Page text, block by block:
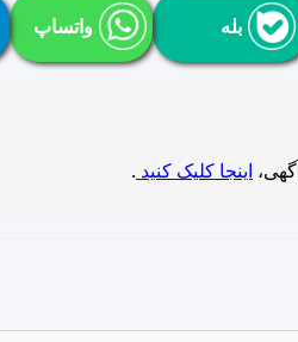
بله واتساپ
اینجا کلیک کنید .